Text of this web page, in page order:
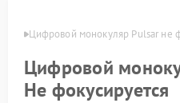
Цифровой монокуляр Pulsar не
Цифровой
Не фокусируется